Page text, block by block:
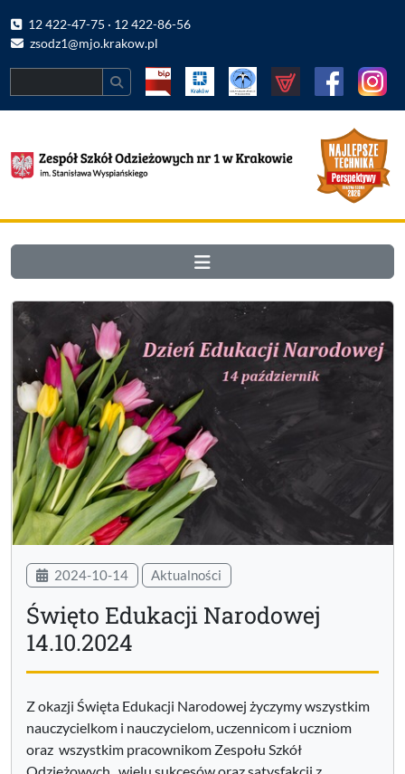
12 422-47-75 · 12 422-86-56
zsodz1@mjo.krakow.pl
2024-10-14 Aktualności
Święto Edukacji Narodowej
14.10.2024
Z okazji Święta Edukacji Narodowej życzymy wszystkim
nauczycielkom i nauczycielom, uczennicom i uczniom
oraz wszystkim pracownikom Zespołu Szkół